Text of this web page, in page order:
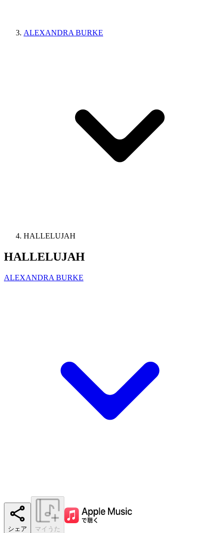
ALEXANDRA BURKE
HALLELUJAH
HALLELUJAH
ALEXANDRA BURKE
シェア マイうた